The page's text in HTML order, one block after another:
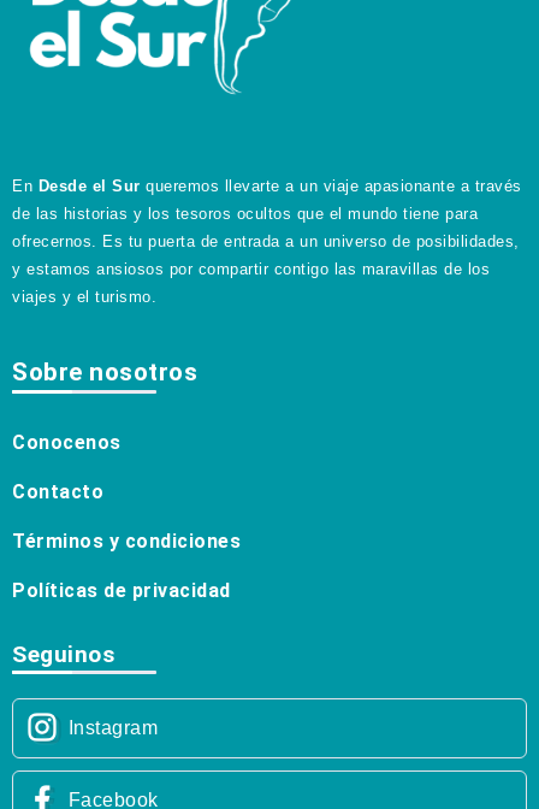
En Desde el Sur queremos llevarte a un viaje apasionante a través
de las historias y los tesoros ocultos que el mundo tiene para
ofrecernos. Es tu puerta de entrada a un universo de posibilidades,
y estamos ansiosos por compartir contigo las maravillas de los
viajes y el turismo.
Sobre nosotros
Conocenos
Contacto
Términos y condiciones
Políticas de privacidad
Seguinos
Instagram
Facebook